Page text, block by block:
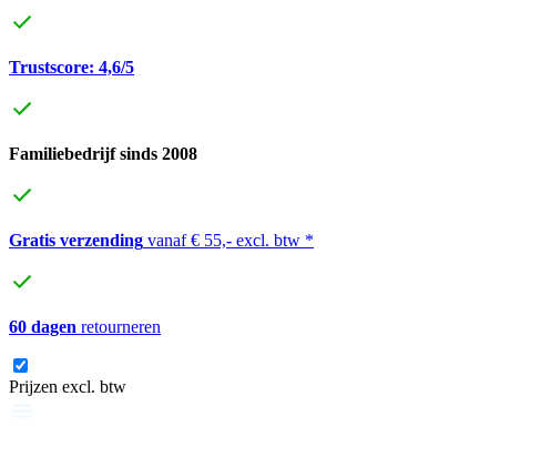
Trustscore: 4,6/5
Familiebedrijf sinds 2008
Gratis verzending vanaf € 55,- excl. btw *
60 dagen retourneren
Prijzen excl. btw